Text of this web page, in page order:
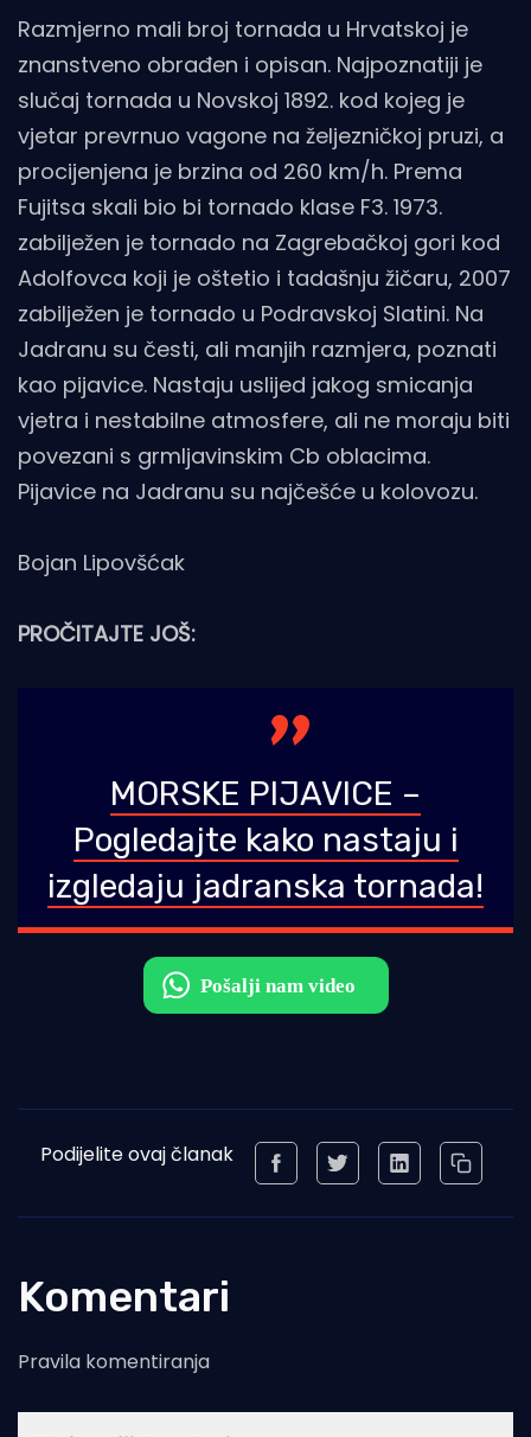
Razmjerno mali broj tornada u Hrvatskoj je
znanstveno obrađen i opisan. Najpoznatiji je
slučaj tornada u Novskoj 1892. kod kojeg je
vjetar prevrnuo vagone na željezničkoj pruzi, a
procijenjena je brzina od 260 km/h. Prema
Fujitsa skali bio bi tornado klase F3. 1973.
zabilježen je tornado na Zagrebačkoj gori kod
Adolfovca koji je oštetio i tadašnju žičaru, 2007
zabilježen je tornado u Podravskoj Slatini. Na
Jadranu su česti, ali manjih razmjera, poznati
kao pijavice. Nastaju uslijed jakog smicanja
vjetra i nestabilne atmosfere, ali ne moraju biti
povezani s grmljavinskim Cb oblacima.
Pijavice na Jadranu su najčešće u kolovozu.
Bojan Lipovšćak
PROČITAJTE JOŠ:
MORSKE PIJAVICE –
Pogledajte kako nastaju i
izgledaju jadranska tornada!
Podijelite ovaj članak
Komentari
Pravila komentiranja